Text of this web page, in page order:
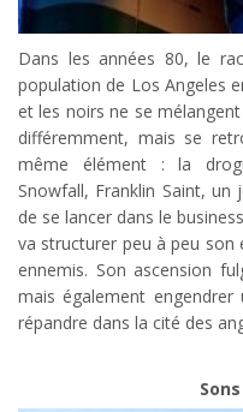
Dans les années 80, le
population de Los Angeles
et les noirs ne se
différemment, mais se
même élément : la
Snowfall, Franklin Saint, un
de se lancer dans le
va structurer peu à peu
ennemis. Son ascension
mais également
répandre dans la cité des